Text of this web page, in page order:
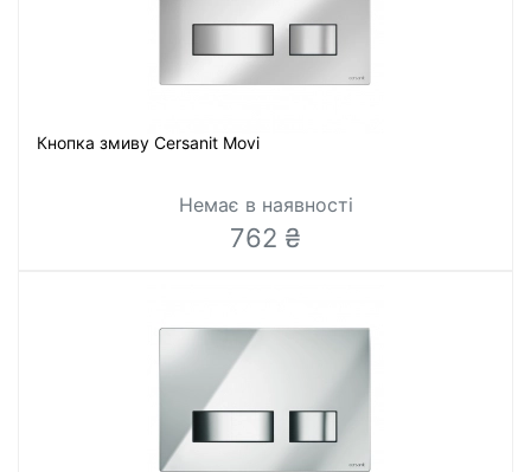
Кнопка змиву Cersanit Movi
Немає в наявності
762 ₴